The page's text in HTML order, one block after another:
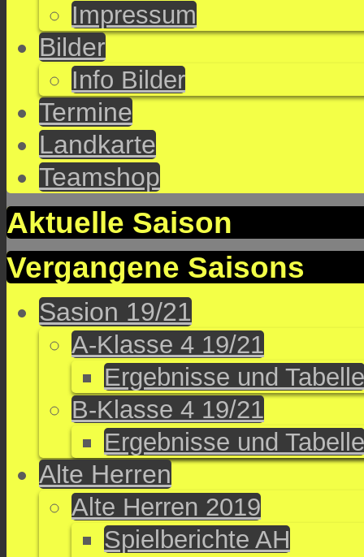
Impressum
Bilder
Info Bilder
Termine
Landkarte
Teamshop
Aktuelle Saison
Vergangene Saisons
Sasion 19/21
A-Klasse 4 19/21
Ergebnisse und Tabelle
B-Klasse 4 19/21
Ergebnisse und Tabelle
Alte Herren
Alte Herren 2019
Spielberichte AH